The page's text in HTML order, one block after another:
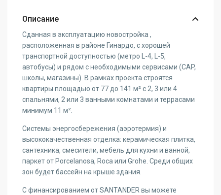
Описание
Сданная в эксплуатацию новостройка ,
расположенная в районе Гинардо, с хорошей
транспортной доступностью (метро L-4, L-5,
автобусы) и рядом с необходимыми сервисами (CAP,
школы, магазины). В рамках проекта строятся
квартиры площадью от 77 до 141 м² с 2, 3 или 4
спальнями, 2 или 3 ванными комнатами и террасами
минимум 11 м².
Системы энергосбережения (аэротермия) и
высококачественная отделка: керамическая плитка,
сантехника, смесители, мебель для кухни и ванной,
паркет от Porcelanosa, Roca или Grohe. Среди общих
зон будет бассейн на крыше здания.
С финансированием от SANTANDER вы можете